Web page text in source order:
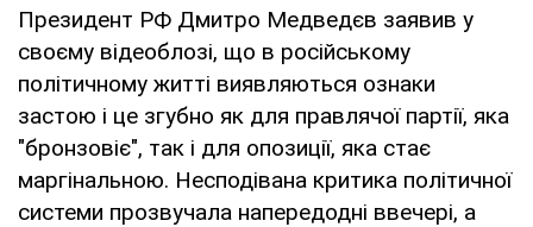
Президент РФ Дмитро Медведєв заявив у
своєму відеоблозі, що в російському
політичному житті виявляються ознаки
застою і це згубно як для правлячої партії, яка
"бронзовіє", так і для опозиції, яка стає
маргінальною. Несподівана критика політичної
системи прозвучала напередодні ввечері, а